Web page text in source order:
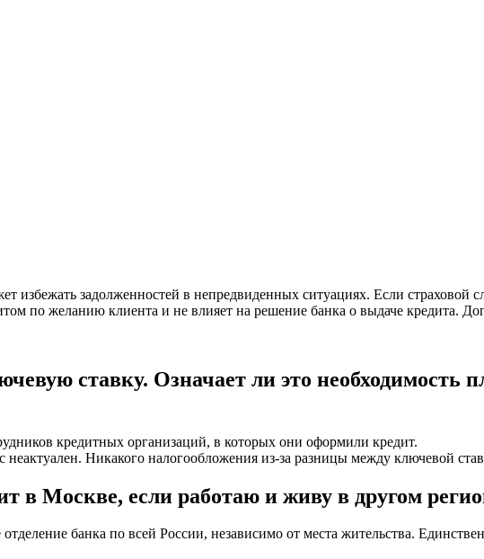
задолженностей в непредвиденных ситуациях. Если страховой
по желанию клиента и не влияет на решение банка о выдаче кредита.
ставку. Означает ли это необходимость
кредитных организаций, в которых они оформили кредит.
Никакого налогообложения из-за разницы между ключевой
в Москве, если работаю и живу в другом
банка по всей России, независимо от места жительства.